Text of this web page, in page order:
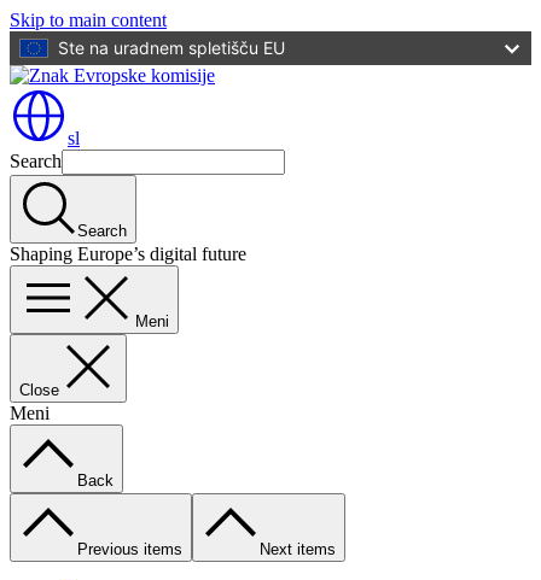
Skip to main content
Ste na uradnem spletišču EU
sl
Search
Search
Shaping Europe’s digital future
Meni
Close
Meni
Back
Previous items Next items